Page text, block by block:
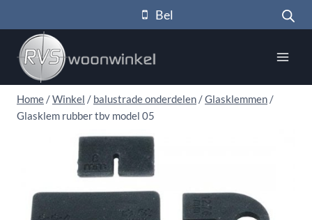
naar
inhoud
Bel
Home /Winkel / balustrade onderdelen /Glasklemmen /
Glasklem rubber tbv model 05